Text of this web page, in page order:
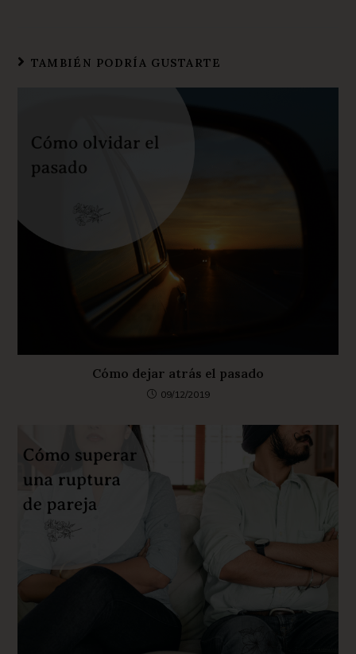
TAMBIÉN PODRÍA GUSTARTE
Cómo dejar atrás el pasado
09/12/2019